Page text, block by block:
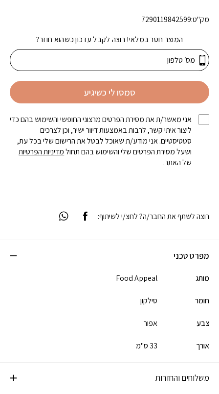
מק"ט:7290119842599
המוצר חסר במלאי! רוצה לקבל עדכון כשהוא חוזר?
סמסו לי כשיגיע
אני מאשר/ת את מסירת הפרטים מרצוני החופשי והשימוש בהם כדי
ליצור איתי קשר, לרבות באמצעות דיוור ישיר, וכן לצרכים
סטטיסטיים. אני מודע/ת שאוכל לבטל את הרישום שלי בכל עת,
ושעל מסירת הפרטים שלי והשימוש בהם תחולמדיניות הפרטיות
של האתר.
מפרט טכני
מותג Food Appeal
חומר סילקון
צבע אפור
אורך 33 ס"מ
משלוחים והחזרות
רוצה לשתף את החבר/ה? לחצ/י לשיתוף: